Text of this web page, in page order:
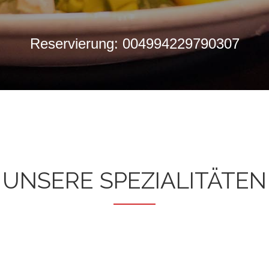
Reservierung: 004994229790307
UNSERE SPEZIALITÄTEN